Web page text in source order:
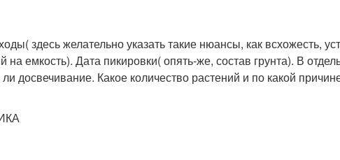
здесь желательно указать такие нюансы, как всхожесть,
на емкость). Дата пикировки( опять-же, состав грунта). В
досвечивание. Какое количество растений и по какой